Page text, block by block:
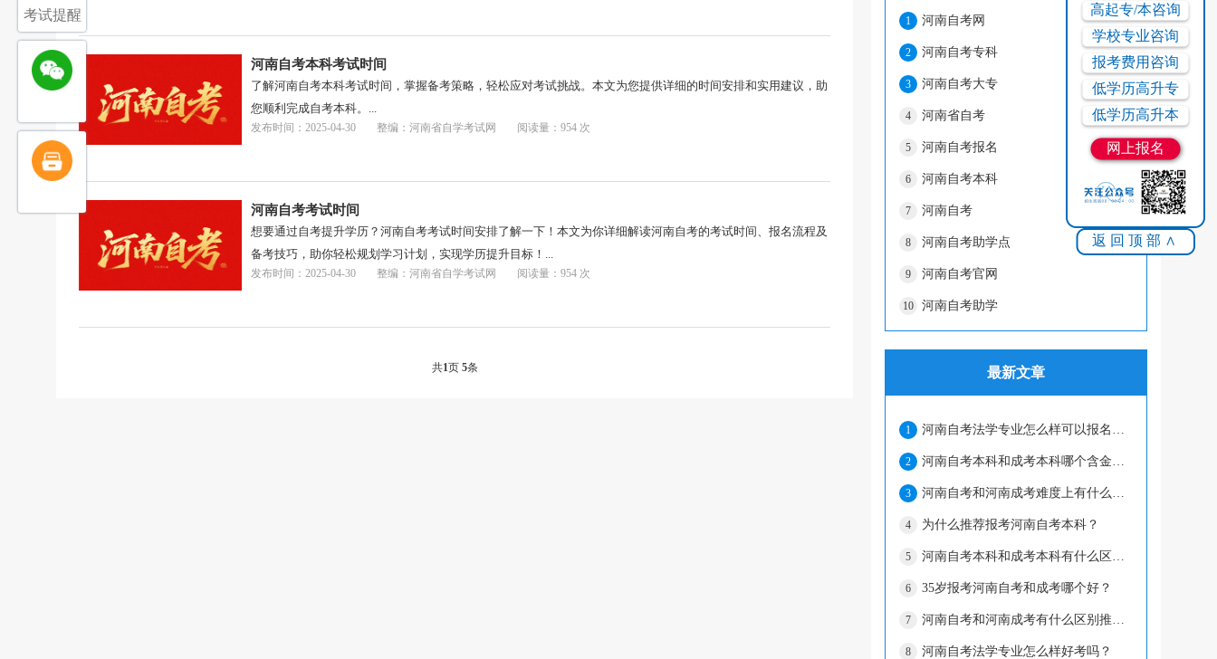
河南自考本科考试时间
了解河南自考本科考试时间，掌握备考策略，轻松应对考试挑战。本文为您提供详细的时间安排和实用建议，助
您顺利完成自考本科。...
发布时间：2025-04-30 整编：河南省自学考试网 阅读量：954 次
河南自考考试时间
想要通过自考提升学历？河南自考考试时间安排了解一下！本文为你详细解读河南自考的考试时间、报名流程及
备考技巧，助你轻松规划学习计划，实现学历提升目标！...
发布时间：2025-04-30 整编：河南省自学考试网 阅读量：954 次
共1页 5条
1 河南自考网
2 河南自考专科
3 河南自考大专
4 河南省自考
5 河南自考报名
6 河南自考本科
7 河南自考
8 河南自考助学点
9 河南自考官网
10 河南自考助学
最新文章
1 河南自考法学专业怎么样可以报名吗？
2 河南自考本科和成考本科哪个含金量高？
3 河南自考和河南成考难度上有什么区别？
4 为什么推荐报考河南自考本科？
5 河南自考本科和成考本科有什么区别？
6 35岁报考河南自考和成考哪个好？
7 河南自考和河南成考有什么区别推荐报什么
8 河南自考法学专业怎么样好考吗？
高起专/本咨询
学校专业咨询
报考费用咨询
低学历高升专
低学历高升本
网上报名
返回顶部∧
考试提醒